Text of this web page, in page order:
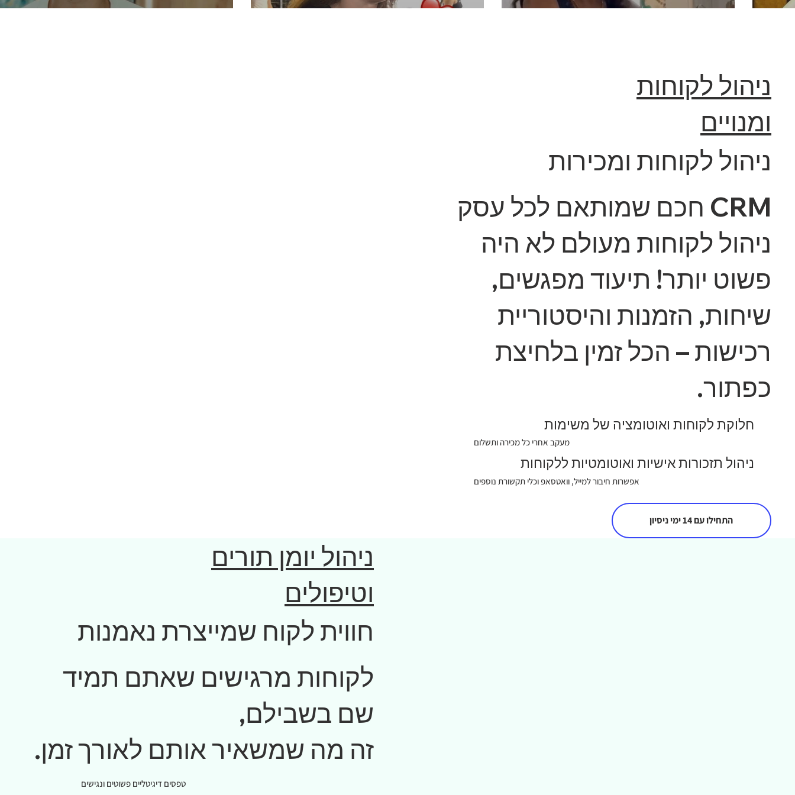
HIGHER
ניהול לקוחות ומכירות
CRM חכם שמותאם לכל עסק
ניהול לקוחות מעולם לא היה
פשוט יותר! תיעוד מפגשים,
שיחות, הזמנות והיסטוריית
רכישות – הכל זמין בלחיצת
כפתור.
חלוקת לקוחות ואוטומציה של משימות
מעקב אחרי כל מכירה ותשלום​
ניהול תזכורות אישיות ואוטומטיות ללקוחות
אפשרות חיבור למייל, וואטסאפ וכלי תקשורת נוספים
ניהול לקוחות
ומנויים
התחילו עם 14 ימי ניסיון
חווית לקוח שמייצרת נאמנות
לקוחות מרגישים שאתם תמיד
שם בשבילם,
זה מה שמשאיר אותם לאורך זמן.
טפסים דיגיטליים פשוטים ונגישים
ניהול יומן תורים
וטיפולים